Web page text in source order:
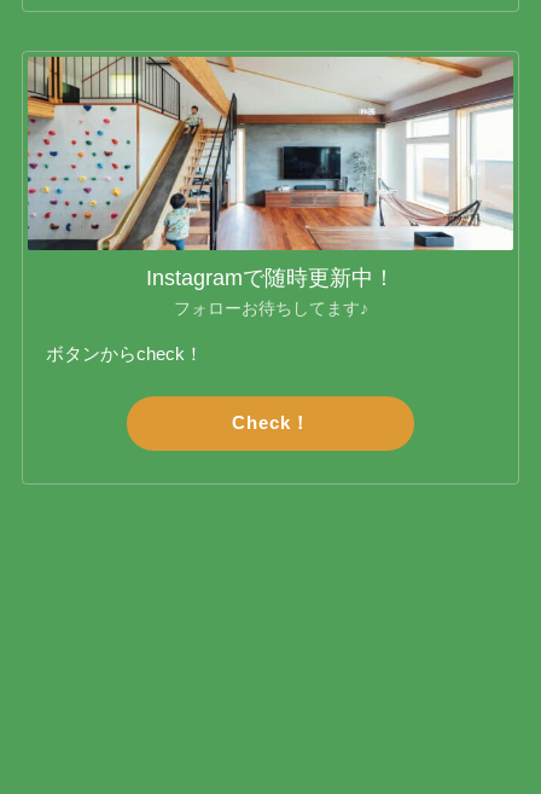
Instagramで随時更新中！
フォローお待ちしてます♪
ボタンからcheck！
Check！